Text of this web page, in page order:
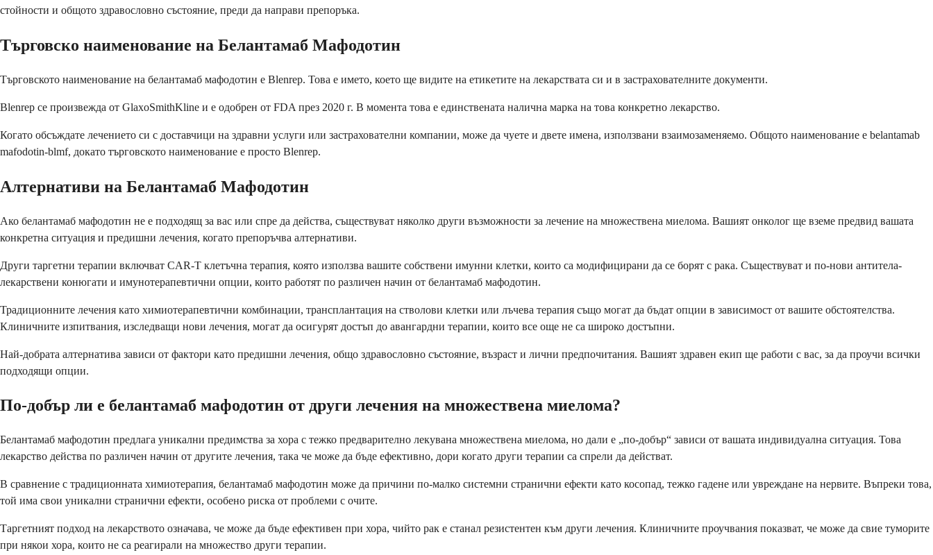
стойности и общото здравословно състояние, преди да направи препоръка.
Търговско наименование на Белантамаб Мафодотин
Търговското наименование на белантамаб мафодотин е Blenrep. Това е името, което ще видите на етикетите на лекарствата си и в застрахователните документи.
Blenrep се произвежда от GlaxoSmithKline и е одобрен от FDA през 2020 г. В момента това е единствената налична марка на това конкретно лекарство.
Когато обсъждате лечението си с доставчици на здравни услуги или застрахователни компании, може да чуете и двете имена, използвани взаимозаменяемо. Общото наименование е belantamab
mafodotin-blmf, докато търговското наименование е просто Blenrep.
Алтернативи на Белантамаб Мафодотин
Ако белантамаб мафодотин не е подходящ за вас или спре да действа, съществуват няколко други възможности за лечение на множествена миелома. Вашият онколог ще вземе предвид вашата
конкретна ситуация и предишни лечения, когато препоръчва алтернативи.
Други таргетни терапии включват CAR-T клетъчна терапия, която използва вашите собствени имунни клетки, които са модифицирани да се борят с рака. Съществуват и по-нови антитела-
лекарствени конюгати и имунотерапевтични опции, които работят по различен начин от белантамаб мафодотин.
Традиционните лечения като химиотерапевтични комбинации, трансплантация на стволови клетки или лъчева терапия също могат да бъдат опции в зависимост от вашите обстоятелства.
Клиничните изпитвания, изследващи нови лечения, могат да осигурят достъп до авангардни терапии, които все още не са широко достъпни.
Най-добрата алтернатива зависи от фактори като предишни лечения, общо здравословно състояние, възраст и лични предпочитания. Вашият здравен екип ще работи с вас, за да проучи всички
подходящи опции.
По-добър ли е белантамаб мафодотин от други лечения на множествена миелома?
Белантамаб мафодотин предлага уникални предимства за хора с тежко предварително лекувана множествена миелома, но дали е „по-добър“ зависи от вашата индивидуална ситуация. Това
лекарство действа по различен начин от другите лечения, така че може да бъде ефективно, дори когато други терапии са спрели да действат.
В сравнение с традиционната химиотерапия, белантамаб мафодотин може да причини по-малко системни странични ефекти като косопад, тежко гадене или увреждане на нервите. Въпреки това,
той има свои уникални странични ефекти, особено риска от проблеми с очите.
Таргетният подход на лекарството означава, че може да бъде ефективен при хора, чийто рак е станал резистентен към други лечения. Клиничните проучвания показват, че може да свие туморите
при някои хора, които не са реагирали на множество други терапии.